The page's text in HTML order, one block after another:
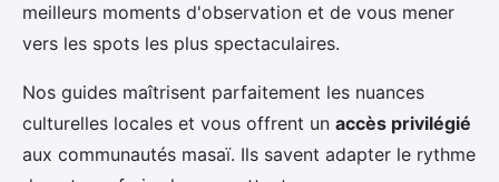
meilleurs moments d'observation et de vous mener
vers les spots les plus spectaculaires.
Nos guides maîtrisent parfaitement les nuances
culturelles locales et vous offrent un accès privilégié
aux communautés masaï. Ils savent adapter le rythme